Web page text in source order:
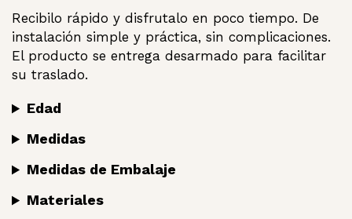
Recibilo rápido y disfrutalo en poco tiempo. De
instalación simple y práctica, sin complicaciones.
El producto se entrega desarmado para facilitar
su traslado.
Edad
Medidas
Medidas de Embalaje
Materiales